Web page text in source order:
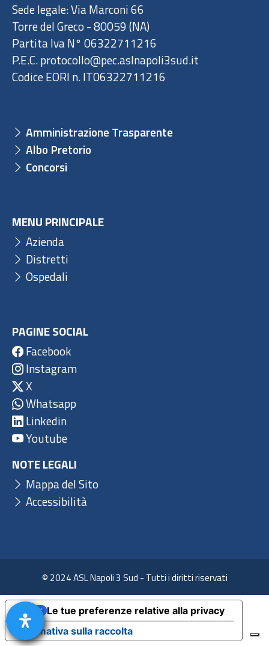
Sede legale: Via Marconi 66
Torre del Greco - 80059 (NA)
Partita Iva N° 06322711216
P.E.C. protocollo@pec.aslnapoli3sud.it
Codice EORI n. IT06322711216
Amministrazione Trasparente
Albo Pretorio
Concorsi
MENU PRINCIPALE
Azienda
Distretti
Ospedali
PAGINE SOCIAL
Facebook
Instagram
X
Whatsapp
Linkedin
Youtube
NOTE LEGALI
Mappa del Sito
Accessibilità
© 2024 ASL Napoli 3 Sud - Tutti i diritti riservati
Informativa sulla raccolta
Le tue preferenze relative alla privacy